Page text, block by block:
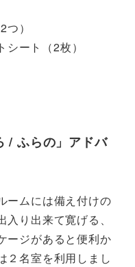
）
ート（2枚）
/ ふらの」アドバ
ームには備え付けの
り出来て寛げる、
ージがあると便利か
２名室を利用しまし